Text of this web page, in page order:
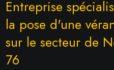
Entreprise
la pose d'une
sur le secteur de
76